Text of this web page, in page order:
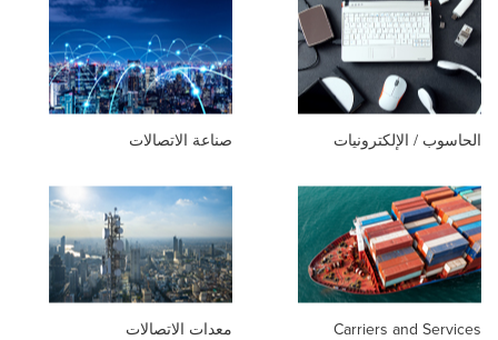
الحاسوب / الإلكترونيات صناعة الاتصالات
Carriers and Services معدات الاتصالات